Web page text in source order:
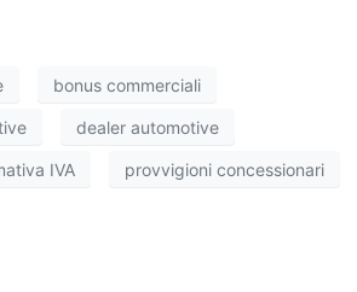
bonus commerciali
dealer automotive
IVA provvigioni concessionari